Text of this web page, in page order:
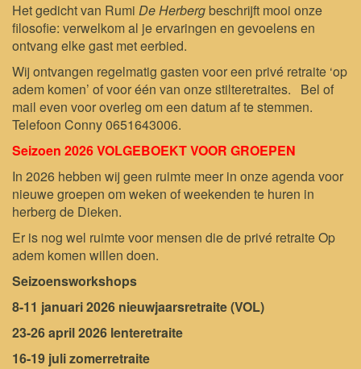
Het gedicht van Rumi De Herberg beschrijft mooi onze
filosofie: verwelkom al je ervaringen en gevoelens en
ontvang elke gast met eerbied.
Wij ontvangen regelmatig gasten voor een privé retraite ‘op
adem komen’ of voor één van onze stilteretraites.
Bel of
mail even voor overleg om een datum af te stemmen.
Telefoon Conny 0651643006.
Seizoen 2026 VOLGEBOEKT VOOR GROEPEN
In 2026 hebben wij geen ruimte meer in onze agenda voor
nieuwe groepen om weken of weekenden te huren in
herberg de Dieken.
Er is nog wel ruimte voor mensen die de privé retraite Op
adem komen willen doen.
Seizoensworkshops
8-11 januari 2026 nieuwjaarsretraite (VOL)
23-26 april 2026 lenteretraite
16-19 juli zomerretraite